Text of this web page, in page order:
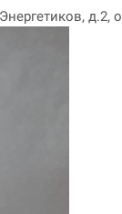
д.2,